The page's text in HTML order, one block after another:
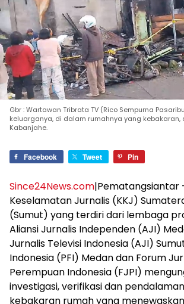
Gbr : Wartawan Tribrata TV (Rico Sempurna
keluarganya, di dalam rumahnya yang kebakaran,
Kabanjahe.
Facebook Tweet Pin
Since24News.com|Pematangsiantar
Keselamatan Jurnalis (KKJ)
(Sumut) yang terdiri dari lembaga
Aliansi Jurnalis Independen (AJI)
Jurnalis Televisi Indonesia (AJI)
Indonesia (PFI) Medan dan Forum
Perempuan Indonesia (FJPI)
investigasi, verifikasi dan
kebakaran rumah yang